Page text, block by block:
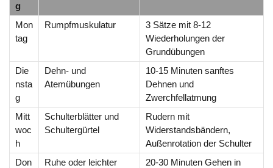
g
Mon
tag
Rumpfmuskulatur
3 Sätze mit 8-12
Wiederholungen der
Grundübungen
Die
nsta
g
Dehn- und
Atemübungen
10-15 Minuten sanftes
Dehnen und
Zwerchfellatmung
Mitt
woc
h
Schulterblätter und
Schultergürtel
Rudern mit
Widerstandsbändern,
Außenrotation der Schulter
Don
Ruhe oder leichter
20-30 Minuten Gehen in